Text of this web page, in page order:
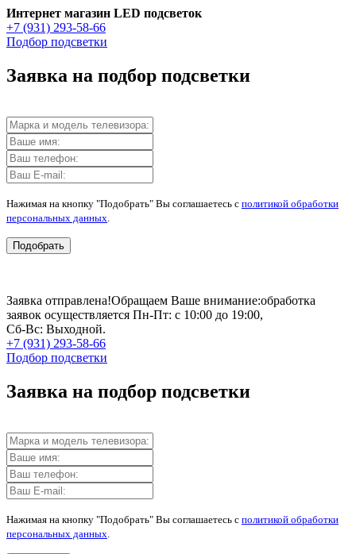
Интернет магазин LED подсветок
+7 (931) 293-58-66
Подбор подсветки
Заявка на подбор подсветки
Нажимая на кнопку "Подобрать" Вы соглашаетесь с политикой обработки
персональных данных
Подобрать
Заявка отправлена!Обращаем Ваше внимание:обработка
заявок осуществляется Пн-Пт: с 10:00 до 19:00,
Сб-Вс: Выходной.
+7 (931) 293-58-66
Подбор подсветки
Заявка на подбор подсветки
Нажимая на кнопку "Подобрать" Вы соглашаетесь с политикой обработки
персональных данных